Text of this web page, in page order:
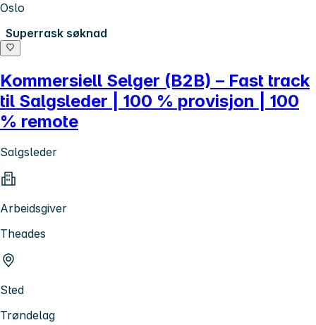
Oslo
Superrask søknad
Kommersiell Selger (B2B) – Fast track
til Salgsleder | 100 % provisjon | 100
% remote
Salgsleder
Arbeidsgiver
Theades
Sted
Trøndelag